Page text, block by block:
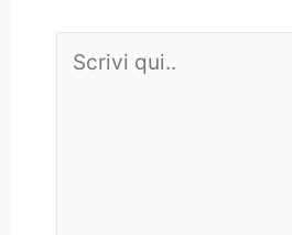
qui..